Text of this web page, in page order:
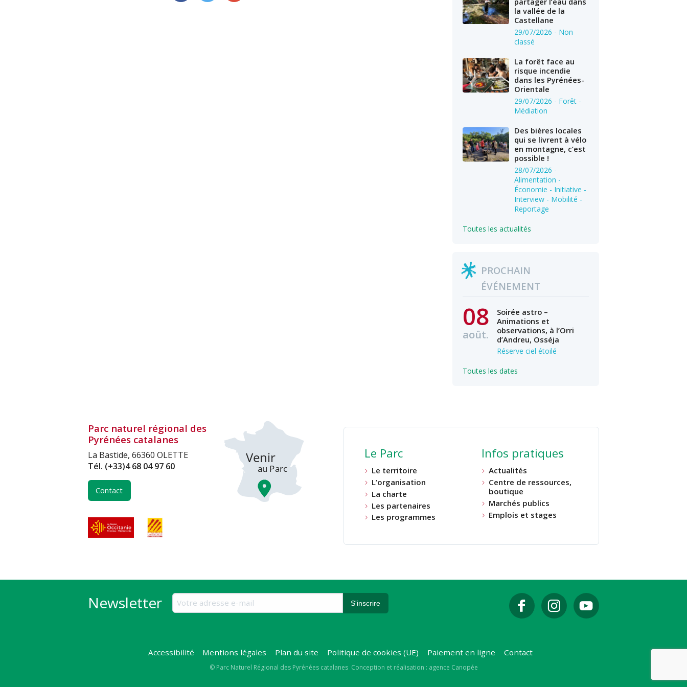
la vallée de la
Castellane
29/07/2026 - Non
classé
La forêt face au
risque incendie
dans les Pyrénées-
Orientale
29/07/2026 - Forêt -
Médiation
Des bières locales
qui se livrent à vélo
en montagne, c’est
possible !
28/07/2026 -
Alimentation -
Économie - Initiative -
Interview - Mobilité -
Reportage
Toutes les actualités
PROCHAIN
ÉVÉNEMENT
08
août.
Soirée astro –
Animations et
observations, à l’Orri
d’Andreu, Osséja
Réserve ciel étoilé
Toutes les dates
Parc naturel régional des
Pyrénées catalanes
La Bastide, 66360 OLETTE
Tél. (+33)4 68 04 97 60
Contact
Le Parc
Le territoire
L’organisation
La charte
Les partenaires
Les programmes
Infos pratiques
Actualités
Centre de ressources,
boutique
Marchés publics
Emplois et stages
Newsletter
Accessibilité Mentions légales Plan du site Politique de cookies (UE) Paiement en ligne Contact
Copyright
© Parc Naturel Régional des Pyrénées catalanes Conception et réalisation : agence Canopée